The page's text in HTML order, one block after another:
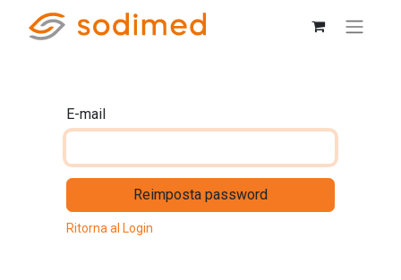
E-mail
Reimposta password
Ritorna al Login